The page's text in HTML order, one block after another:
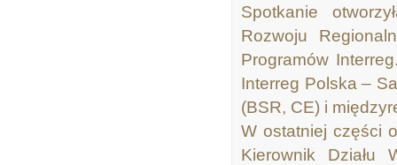
Spotkanie
Rozwoju
Programów
Interreg Polska –
(BSR, CE) i
W ostatniej części
Kierownik Działu